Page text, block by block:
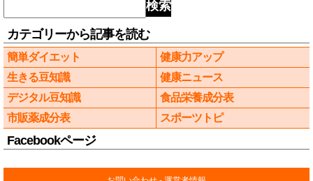
検索
カテゴリーから記事を読む
簡単ダイエット
健康力アップ
生きる豆知識
健康ニュース
デジタル豆知識
食品栄養成分表
市販薬成分表
スポーツトピ
Facebookページ